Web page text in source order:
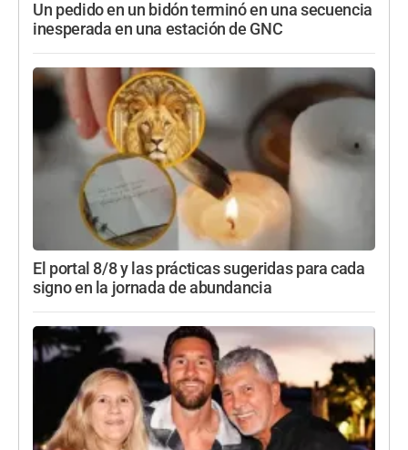
Un pedido en un bidón terminó en una secuencia
inesperada en una estación de GNC
El portal 8/8 y las prácticas sugeridas para cada
signo en la jornada de abundancia